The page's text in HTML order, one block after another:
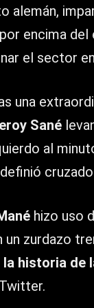
alemán,
encima del
el sector
una
Sané
al
hizo uso
zurdazo
historia de